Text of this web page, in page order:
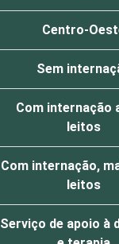
Centro-
Sem
Com internação
leitos
Com internação,
leitos
Serviço de apoio à